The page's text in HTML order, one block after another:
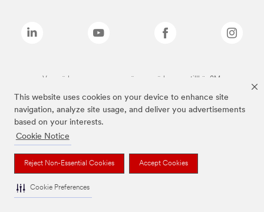
This website uses cookies on your device to enhance site
navigation, analyze site usage, and deliver you advertisements
based on your interests.
Cookie Notice
Reject Non-Essential Cookies Accept Cookies
Cookie Preferences
Varumärken som anges ovan är varumärken som tillhör 3M.